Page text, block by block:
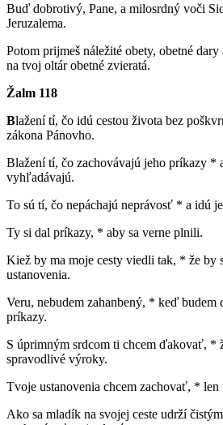
Buď dobrotivý, Pane, a milosrdný voči
Jeruzalema.
Potom prijmeš náležité obety, obetné
na tvoj oltár obetné zvieratá.
Žalm 118
Blažení tí, čo idú cestou života bez
zákona Pánovho.
Blažení tí, čo zachovávajú jeho príkazy *
vyhľadávajú.
To sú tí, čo nepáchajú neprávosť * a idú
Ty si dal príkazy, * aby sa verne plnili.
Kiež by ma moje cesty viedli tak, * že by
ustanovenia.
Veru, nebudem zahanbený, * keď
príkazy.
S úprimným srdcom ti chcem ďakovať, *
spravodlivé výroky.
Tvoje ustanovenia chcem zachovať, *
Ako sa mladík na svojej ceste udrží